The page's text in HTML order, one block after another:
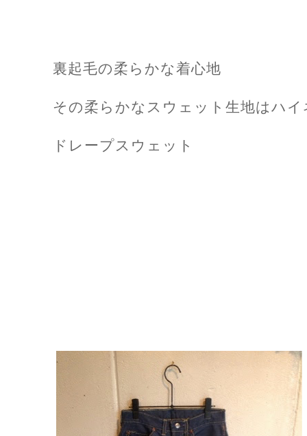
裏起毛の柔らかな着心地
その柔らかなスウェット生地はハ
ドレープスウェット